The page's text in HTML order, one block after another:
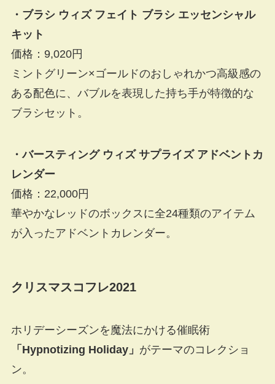
・ブラシ ウィズ フェイト ブラシ エッセンシャル
キット
価格：9,020円
ミントグリーン×ゴールドのおしゃれかつ高級感の
ある配色に、バブルを表現した持ち手が特徴的な
ブラシセット。
・バースティング ウィズ サプライズ アドベントカ
レンダー
価格：22,000円
華やかなレッドのボックスに全24種類のアイテム
が入ったアドベントカレンダー。
クリスマスコフレ2021
ホリデーシーズンを魔法にかける催眠術
「Hypnotizing Holiday」 がテーマのコレクショ
ン。